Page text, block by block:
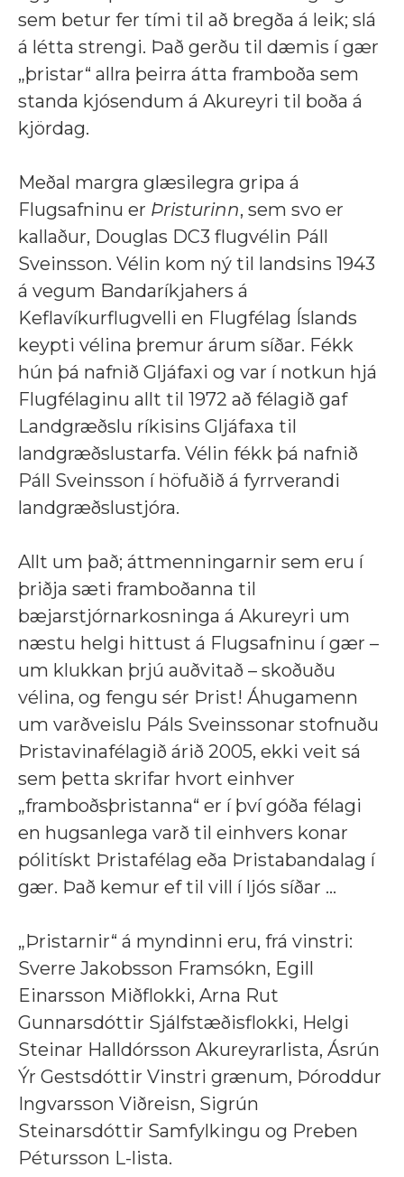
sem betur fer tími til að bregða á leik; slá
á létta strengi. Það gerðu til dæmis í gær
„þristar“ allra þeirra átta framboða sem
standa kjósendum á Akureyri til boða á
kjördag.
Meðal margra glæsilegra gripa á
Flugsafninu er Þristurinn, sem svo er
kallaður, Douglas DC3 flugvélin Páll
Sveinsson. Vélin kom ný til landsins 1943
á vegum Bandaríkjahers á
Keflavíkurflugvelli en Flugfélag Íslands
keypti vélina þremur árum síðar. Fékk
hún þá nafnið Gljáfaxi og var í notkun hjá
Flugfélaginu allt til 1972 að félagið gaf
Landgræðslu ríkisins Gljáfaxa til
landgræðslustarfa. Vélin fékk þá nafnið
Páll Sveinsson í höfuðið á fyrrverandi
landgræðslustjóra.
Allt um það; áttmenningarnir sem eru í
þriðja sæti framboðanna til
bæjarstjórnarkosninga á Akureyri um
næstu helgi hittust á Flugsafninu í gær –
um klukkan þrjú auðvitað – skoðuðu
vélina, og fengu sér Þrist! Áhugamenn
um varðveislu Páls Sveinssonar stofnuðu
Þristavinafélagið árið 2005, ekki veit sá
sem þetta skrifar hvort einhver
„framboðsþristanna“ er í því góða félagi
en hugsanlega varð til einhvers konar
pólitískt Þristafélag eða Þristabandalag í
gær. Það kemur ef til vill í ljós síðar ...
„Þristarnir“ á myndinni eru, frá vinstri:
Sverre Jakobsson Framsókn, Egill
Einarsson Miðflokki, Arna Rut
Gunnarsdóttir Sjálfstæðisflokki, Helgi
Steinar Halldórsson Akureyrarlista, Ásrún
Ýr Gestsdóttir Vinstri grænum, Þóroddur
Ingvarsson Viðreisn, Sigrún
Steinarsdóttir Samfylkingu og Preben
Pétursson L-lista.